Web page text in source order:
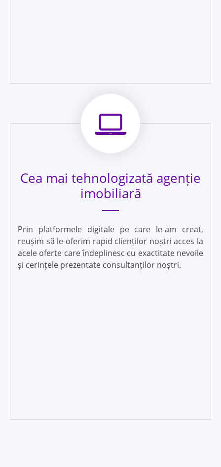
Cea mai tehnologizată agenție
imobiliară
Prin platformele digitale pe care le-am creat,
reușim să le oferim rapid clienților noștri acces la
acele oferte care îndeplinesc cu exactitate nevoile
și cerințele prezentate consultanților noștri.